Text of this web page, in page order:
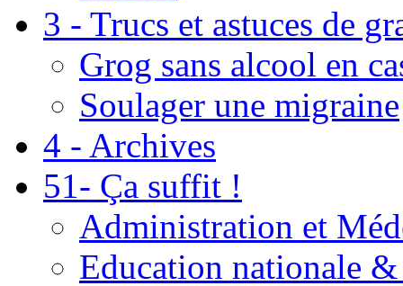
3 - Trucs et astuces de
Grog sans alcool en
Soulager une migraine
4 - Archives
51- Ça suffit !
Administration et
Education nationale